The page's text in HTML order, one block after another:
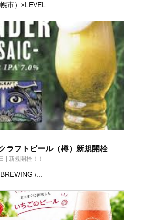
市）×LEVEL...
ラフトビール（樽）新規開栓
新規開栓！！
/...